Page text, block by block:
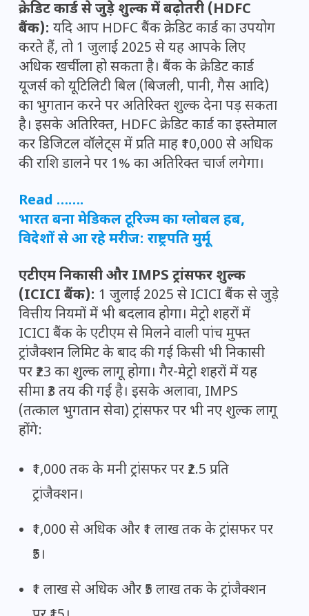
क्रेडिट कार्ड से जुड़े शुल्क में बढ़ोतरी (HDFC
बैंक): यदि आप HDFC बैंक क्रेडिट कार्ड का उपयोग
करते हैं, तो 1 जुलाई 2025 से यह आपके लिए
अधिक खर्चीला हो सकता है। बैंक के क्रेडिट कार्ड
यूजर्स को यूटिलिटी बिल (बिजली, पानी, गैस आदि)
का भुगतान करने पर अतिरिक्त शुल्क देना पड़ सकता
है। इसके अतिरिक्त, HDFC क्रेडिट कार्ड का इस्तेमाल
कर डिजिटल वॉलेट्स में प्रति माह ₹10,000 से अधिक
की राशि डालने पर 1% का अतिरिक्त चार्ज लगेगा।
Read …….
भारत बना मेडिकल टूरिज्म का ग्लोबल हब,
विदेशों से आ रहे मरीज: राष्ट्रपति मुर्मू
एटीएम निकासी और IMPS ट्रांसफर शुल्क
(ICICI बैंक): 1 जुलाई 2025 से ICICI बैंक से जुड़े
वित्तीय नियमों में भी बदलाव होगा। मेट्रो शहरों में
ICICI बैंक के एटीएम से मिलने वाली पांच मुफ्त
ट्रांजैक्शन लिमिट के बाद की गई किसी भी निकासी
पर ₹23 का शुल्क लागू होगा। गैर-मेट्रो शहरों में यह
सीमा ₹3 तय की गई है। इसके अलावा, IMPS
(तत्काल भुगतान सेवा) ट्रांसफर पर भी नए शुल्क लागू
होंगे:
₹1,000 तक के मनी ट्रांसफर पर ₹2.5 प्रति
ट्रांजैक्शन।
₹1,000 से अधिक और ₹1 लाख तक के ट्रांसफर पर
₹5।
₹1 लाख से अधिक और ₹5 लाख तक के ट्रांजैक्शन